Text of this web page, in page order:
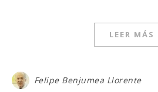
LEER MÁS
Felipe Benjumea Llorente